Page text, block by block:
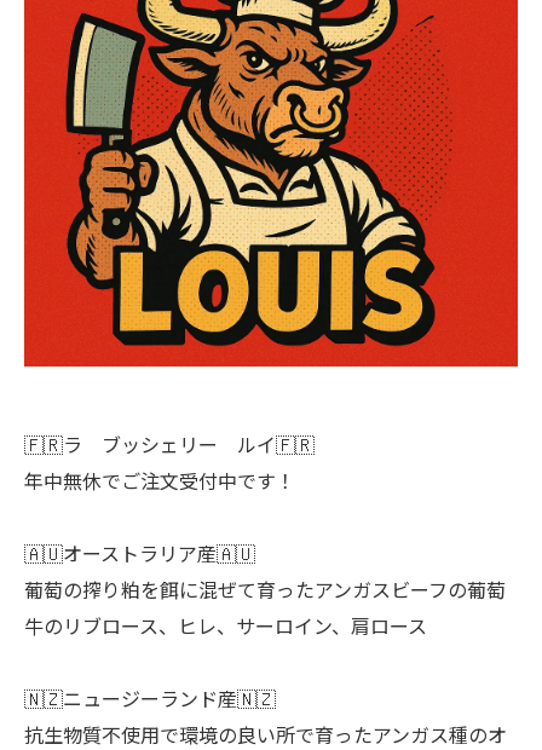
🇫🇷ラ ブッシェリー ルイ🇫🇷
年中無休でご注文受付中です！
🇦🇺オーストラリア産🇦🇺
葡萄の搾り粕を餌に混ぜて育ったアンガスビーフの葡萄
牛のリブロース、ヒレ、サーロイン、肩ロース
🇳🇿ニュージーランド産🇳🇿
抗生物質不使用で環境の良い所で育ったアンガス種のオ